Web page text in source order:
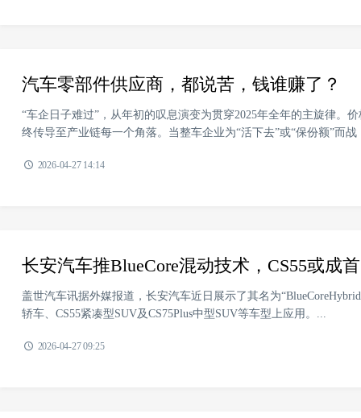
汽车零部件供应商，都说苦，钱谁赚了？
“车企日子难过”，从年初的叹息演变为贯穿2025年全年的主旋律。
终传导至产业链每一个角落。当整车企业为“活下去”或“保份额”而
2026-04-27 14:14
长安汽车推BlueCore混动技术，CS55或成首
盖世汽车讯据外媒报道，长安汽车近日展示了其名为
轿车、CS55紧凑型SUV及CS75Plus中型SUV等车型上应用。...
2026-04-27 09:25